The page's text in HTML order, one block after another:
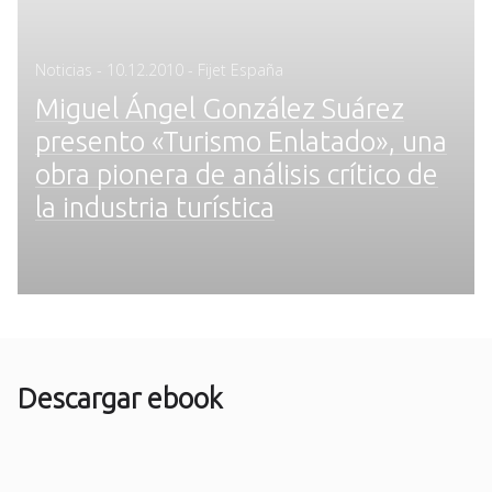
Noticias - Posted
on
10.12.2010 - Fijet España
Miguel Ángel González Suárez
presento «Turismo Enlatado», una
obra pionera de análisis crítico de
la industria turística
Descargar ebook